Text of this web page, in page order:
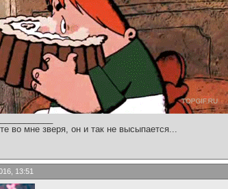
во мне зверя, он и так не высыпается...
13:51